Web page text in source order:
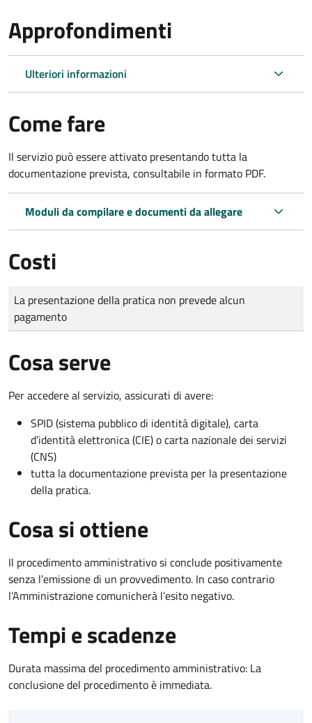
Approfondimenti
Ulteriori informazioni
Come fare
Il servizio può essere attivato presentando tutta la
documentazione prevista, consultabile in formato PDF.
Moduli da compilare e documenti da allegare
Costi
Tipo di pagamento
Importo
La presentazione della pratica non prevede alcun
pagamento
Cosa serve
Per accedere al servizio, assicurati di avere:
SPID (sistema pubblico di identità digitale), carta
d’identità elettronica (CIE) o carta nazionale dei servizi
(CNS)
tutta la documentazione prevista per la presentazione
della pratica.
Cosa si ottiene
Il procedimento amministrativo si conclude positivamente
senza l’emissione di un provvedimento. In caso contrario
l’Amministrazione comunicherà l’esito negativo.
Tempi e scadenze
Durata massima del procedimento amministrativo: La
conclusione del procedimento è immediata.